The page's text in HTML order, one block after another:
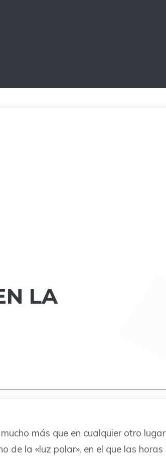
LA
más que en cualquier otro lugar
de la «luz polar», en el que las horas